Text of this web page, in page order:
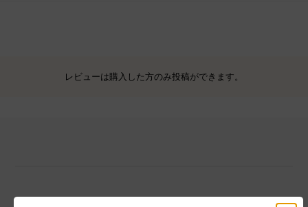
レビューは購入した方のみ投稿ができます。